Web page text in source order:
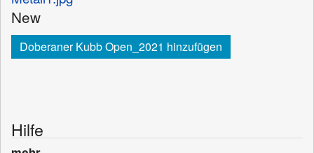
New
Doberaner Kubb Open_2021 hinzufügen
Hilfe